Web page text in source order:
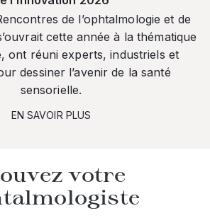
de l’ophtalmologie et de
cette année à la thématique
ont réuni experts, industriels et
dessiner l’avenir de la santé
sensorielle.
EN SAVOIR PLUS
votre